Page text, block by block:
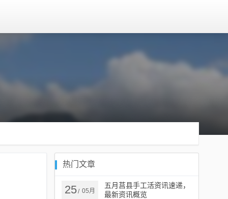
热门文章
25/ 05月
五月莒县手工活资讯速递，
最新资讯概览